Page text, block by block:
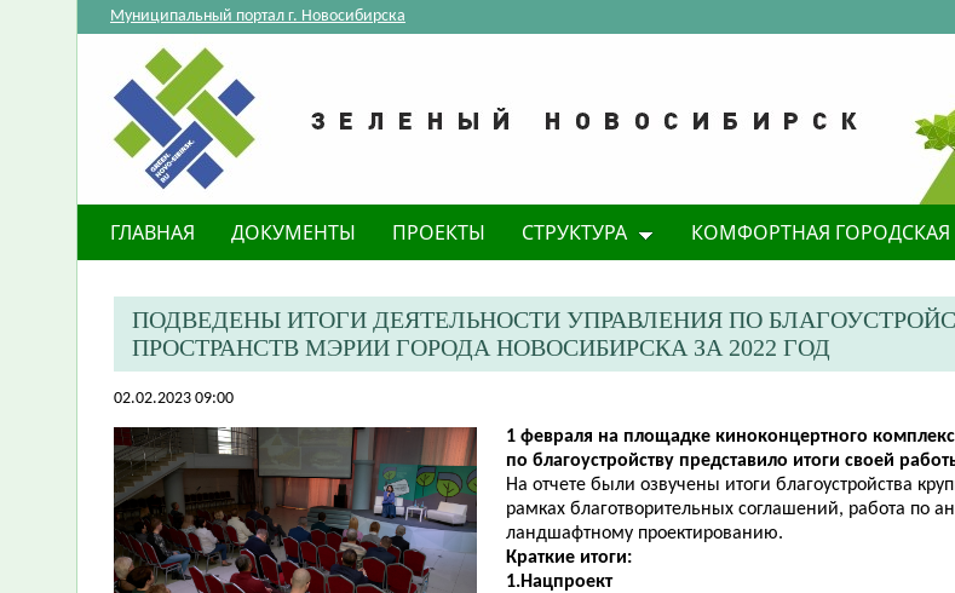
Муниципальный портал г. Новосибирска
ГЛАВНАЯ ДОКУМЕНТЫ ПРОЕКТЫ СТРУКТУРА КОМФОРТНАЯ ГОРОДСКАЯ
​ПОДВЕДЕНЫ ИТОГИ ДЕЯТЕЛЬНОСТИ УПРАВЛЕНИЯ ПО
ПРОСТРАНСТВ МЭРИИ ГОРОДА НОВОСИБИРСКА ЗА 2022 ГОД
02.02.2023 09:00
1 февраля на площадке киноконцертного
по благоустройству представило итоги своей
На отчете были озвучены итоги благоустройства
рамках благотворительных соглашений, работа по
ландшафтному проектированию.
Краткие итоги:
1.Нацпроект